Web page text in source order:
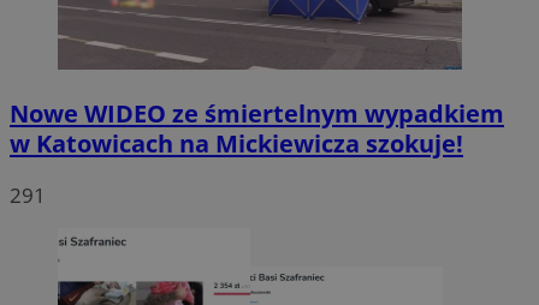
Nowe WIDEO ze śmiertelnym wypadkiem
w Katowicach na Mickiewicza szokuje!
291